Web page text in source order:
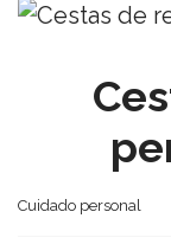
Cuidado personal